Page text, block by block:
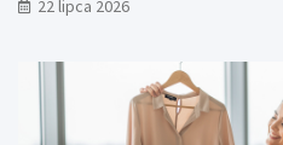
22 lipca 2026